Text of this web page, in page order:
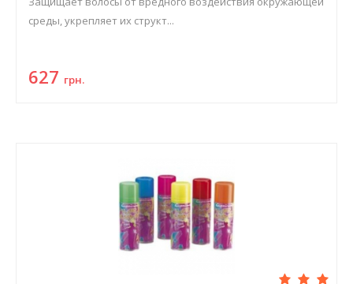
среды, укрепляет их структ...
627 грн.